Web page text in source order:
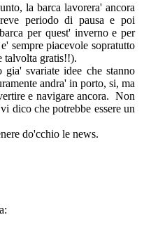
la barca lavorera' ancora
periodo di pausa e poi
per quest' inverno e per
sempre piacevole sopratutto
talvolta gratis!!).
svariate idee che stanno
andra' in porto, si, ma
e navigare ancora. Non
dico che potrebbe essere un
do'cchio le news.